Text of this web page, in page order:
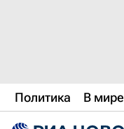
Политика В мире